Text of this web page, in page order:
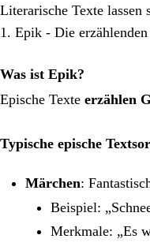
Literarische Texte lassen
1. Epik - Die
Was ist Epik?
Epische Texte erzählen
Typische epische
Märchen:
Beispiel:
Merkmale: „Es